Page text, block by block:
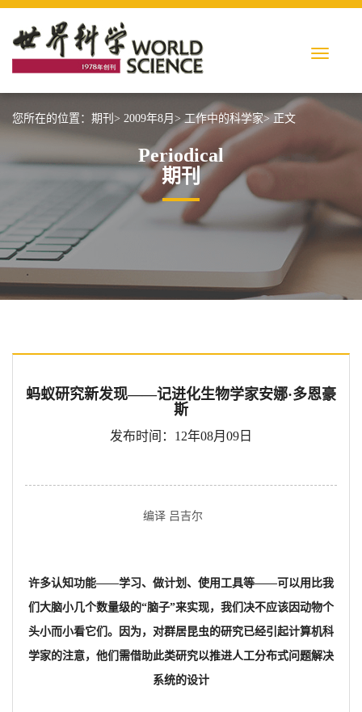
您所在的位置： 期刊> 2009年8月> 工作中的科学家> 正文
Periodical
期刊
蚂蚁研究新发现——记进化生物学家安娜·多恩豪
斯
发布时间：12年08月09日
编译 吕吉尔
许多认知功能――学习、做计划、使用工具等――可以用比我
们大脑小几个数量级的“脑子”来实现，我们决不应该因动物个
头小而小看它们。因为，对群居昆虫的研究已经引起计算机科
学家的注意，他们需借助此类研究以推进人工分布式问题解决
系统的设计